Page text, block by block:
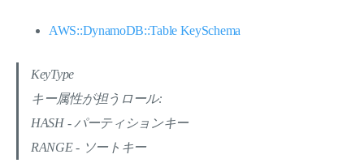
AWS::DynamoDB::Table KeySchema
KeyType
キー属性が担うロール:
HASH - パーティションキー
RANGE - ソートキー